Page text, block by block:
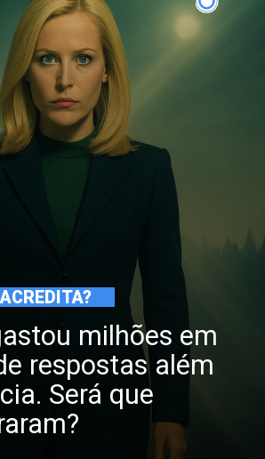
milhões em
respostas além
Será que